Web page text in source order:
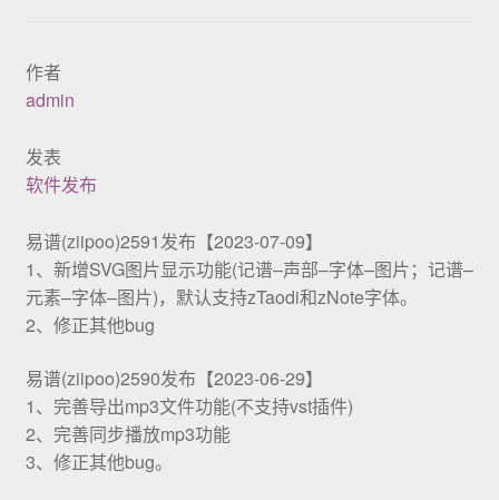
作者
admin
发表
软件发布
易谱(ziipoo)2591发布【2023-07-09】
1、新增SVG图片显示功能(记谱–声部–字体–图片；记谱–
元素–字体–图片)，默认支持zTaodi和zNote字体。
2、修正其他bug
易谱(ziipoo)2590发布【2023-06-29】
1、完善导出mp3文件功能(不支持vst插件)
2、完善同步播放mp3功能
3、修正其他bug。